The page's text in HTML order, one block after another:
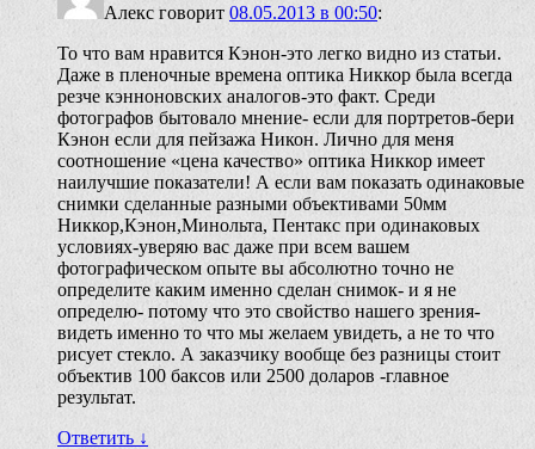
Алекс говорит 08.05.2013 в 00:50:
То что вам нравится Кэнон-это легко видно из статьи.
Даже в пленочные времена оптика Никкор была всегда
резче кэнноновских аналогов-это факт. Среди
фотографов бытовало мнение- если для портретов-бери
Кэнон если для пейзажа Никон. Лично для меня
соотношение «цена качество» оптика Никкор имеет
наилучшие показатели! А если вам показать одинаковые
снимки сделанные разными объективами 50мм
Никкор,Кэнон,Минольта, Пентакс при одинаковых
условиях-уверяю вас даже при всем вашем
фотографическом опыте вы абсолютно точно не
определите каким именно сделан снимок- и я не
определю- потому что это свойство нашего зрения-
видеть именно то что мы желаем увидеть, а не то что
рисует стекло. А заказчику вообще без разницы стоит
объектив 100 баксов или 2500 доларов -главное
результат.
Ответить ↓